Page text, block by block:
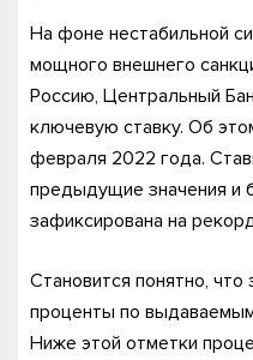
На фоне нестабильной
мощного внешнего
Россию, Центральный
ключевую ставку. Об
февраля 2022 года.
предыдущие значения и
зафиксирована на
Становится понятно,
проценты по
Ниже этой отметки